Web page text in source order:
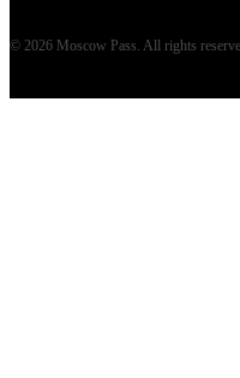
© 2026 Moscow Pass . All rights